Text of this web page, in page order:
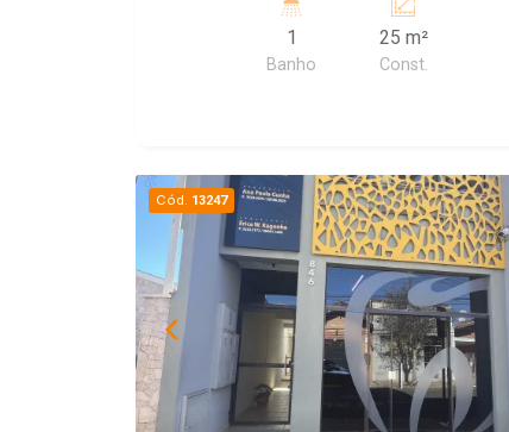
boa iluminação natural e fácil acesso a
comércios, bancos e transporte público.
Oportunidade para quem busca
comum
1
Banho
25 m²
Const.
Cód. 13247